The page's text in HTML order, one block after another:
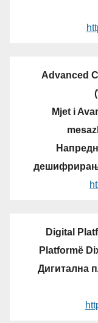
Advanced
Mjet i
Digital
Platformë
Дигитална